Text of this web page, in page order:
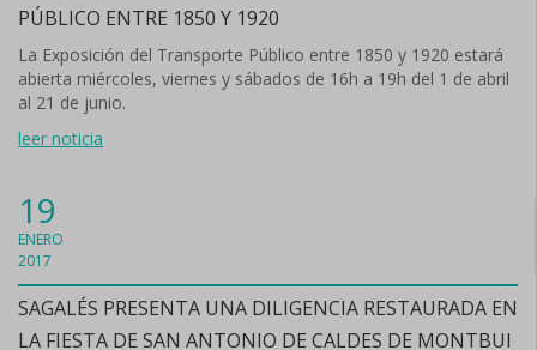
PÚBLICO ENTRE 1850 Y 1920
La Exposición del Transporte Público entre 1850 y 1920 estará
abierta miércoles, viernes y sábados de 16h a 19h del 1 de abril
al 21 de junio.
leer noticia
19
ENERO
2017
SAGALÉS PRESENTA UNA DILIGENCIA RESTAURADA EN
LA FIESTA DE SAN ANTONIO DE CALDES DE MONTBUI